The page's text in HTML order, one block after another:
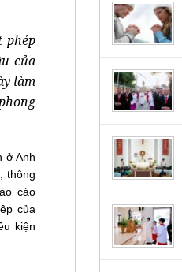
phép
của
làm
ở Anh
thông
cáo
của
kiện